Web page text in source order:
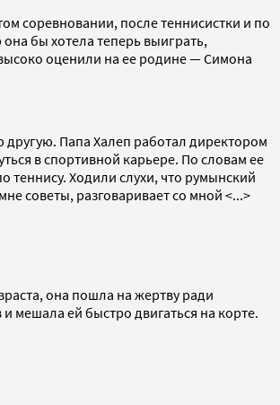
соревновании, после теннисистки и по
бы хотела теперь выиграть,
оценили на ее родине — Симона
Папа Халеп работал директором
в спортивной карьере. По словам ее
теннису. Ходили слухи, что румынский
советы, разговаривает со мной <...>
она пошла на жертву ради
мешала ей быстро двигаться на корте.